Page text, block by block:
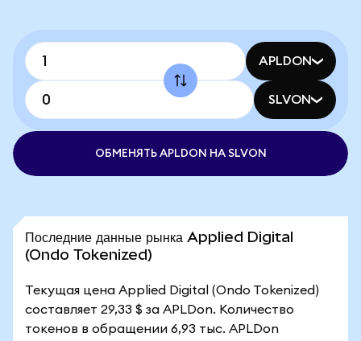
APLDON
SLVON
ОБМЕНЯТЬ APLDON НА SLVON
Последние данные рынка Applied Digital
(Ondo Tokenized)
Текущая цена Applied Digital (Ondo Tokenized)
составляет 29,33 $ за APLDon. Количество
токенов в обращении 6,93 тыс. APLDon